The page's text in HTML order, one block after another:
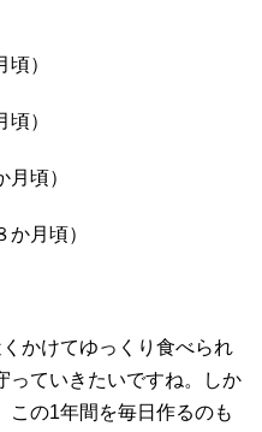
）
）
頃）
か月頃）
かけてゆっくり食べられ
っていきたいですね。しか
この1年間を毎日作るのも